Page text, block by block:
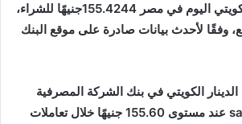
وسجل سعر الدينار الكويتي اليوم في مصر 155.4244جنيهًا للشراء،
للبيع، وفقًا لأحدث بيانات صادرة على موقع البنك
الكويتي في بنك الشركة المصرفية
العربية الدولية بنك saib عند مستوى 155.60 جنيهًا خلال تعاملات